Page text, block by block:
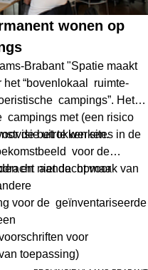
wonen op
Brabant "Spatie maakt
“bovenlokaal ruimte-
campings”. Het
campings met (een risico
uit te werken.
de betrokken sites in de
voor de
en aandacht voor
voor de geïnventariseerde
voor
toepassing)
niet de opmaak van